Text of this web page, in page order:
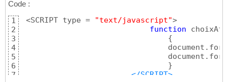
Code :
1
2
3
4
5
6
7
<SCRIPT type = "text/javascript">
function
{
}
</SCRIPT>